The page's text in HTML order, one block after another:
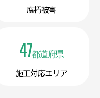
腐朽被害
47都道府県
施工対応エリア